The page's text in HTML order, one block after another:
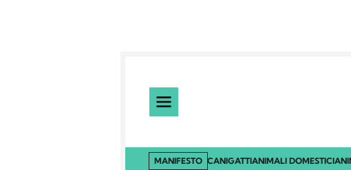
MANIFESTO CANIGATTIANIMALI DOMESTICI